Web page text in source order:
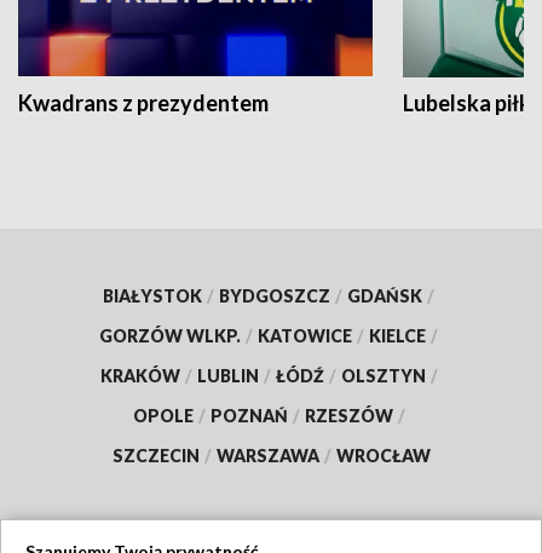
Kwadrans z prezydentem Lubelska piłka
BIAŁYSTOK / BYDGOSZCZ / GDAŃSK /
GORZÓW WLKP. / KATOWICE / KIELCE /
KRAKÓW / LUBLIN / ŁÓDŹ / OLSZTYN /
OPOLE / POZNAŃ / RZESZÓW /
SZCZECIN / WARSZAWA / WROCŁAW